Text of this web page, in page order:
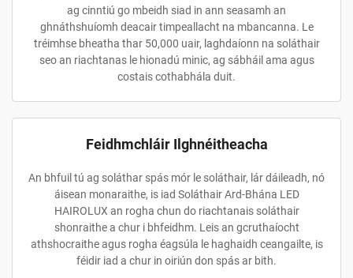
ag cinntiú go mbeidh siad in ann seasamh an
ghnáthshuíomh deacair timpeallacht na mbancanna. Le
tréimhse bheatha thar 50,000 uair, laghdaíonn na soláthair
seo an riachtanas le hionadú minic, ag sábháil ama agus
costais cothabhála duit.
Feidhmchláir Ilghnéitheacha
An bhfuil tú ag soláthar spás mór le soláthair, lár dáileadh, nó
áisean monaraithe, is iad Soláthair Ard-Bhána LED
HAIROLUX an rogha chun do riachtanais soláthair
shonraithe a chur i bhfeidhm. Leis an gcruthaíocht
athshocraithe agus rogha éagsúla le haghaidh ceangailte, is
féidir iad a chur in oiriún don spás ar bith.